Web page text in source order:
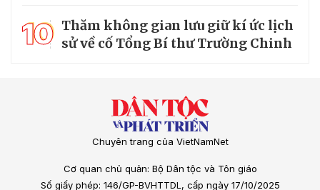
10 Thăm không gian lưu giữ kí ức lịch
sử về cố Tổng Bí thư Trường Chinh
Chuyên trang của VietNamNet
Cơ quan chủ quản: Bộ Dân tộc và Tôn giáo
Số giấy phép: 146/GP-BVHTTDL, cấp ngày 17/10/2025